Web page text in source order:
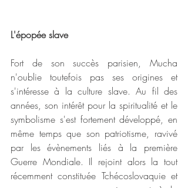
L'épopée slave
Fort de son succès parisien, Mucha
n'oublie toutefois pas ses origines et
s'intéresse à la culture slave. Au fil des
années, son intérêt pour la spiritualité et le
symbolisme s'est fortement développé, en
même temps que son patriotisme, ravivé
par les évènements liés à la première
Guerre Mondiale. Il rejoint alors la tout
récemment constituée Tchécoslovaquie et